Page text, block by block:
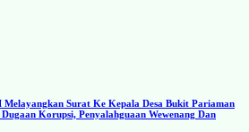
Surat Ke Kepala Desa Bukit Pariaman
Korupsi, Penyalahguaan Wewenang Dan